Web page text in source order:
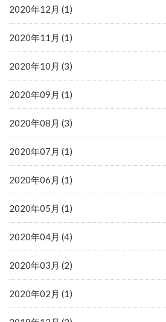
2020年12月 (1)
2020年11月 (1)
2020年10月 (3)
2020年09月 (1)
2020年08月 (3)
2020年07月 (1)
2020年06月 (1)
2020年05月 (1)
2020年04月 (4)
2020年03月 (2)
2020年02月 (1)